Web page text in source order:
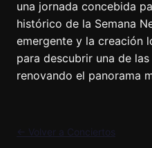
una jornada concebida
histórico de la Semana
emergente y la creación
para descubrir una de
renovando el panorama
← Volver a Conciertos